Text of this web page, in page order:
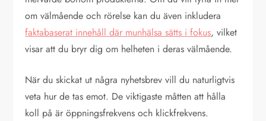
om välmående och rörelse kan du även inkludera
faktabaserat innehåll där munhälsa sätts i fokus, vilket
visar att du bryr dig om helheten i deras välmående.
När du skickat ut några nyhetsbrev vill du naturligtvis
veta hur de tas emot. De viktigaste måtten att hålla
koll på är öppningsfrekvens och klickfrekvens.